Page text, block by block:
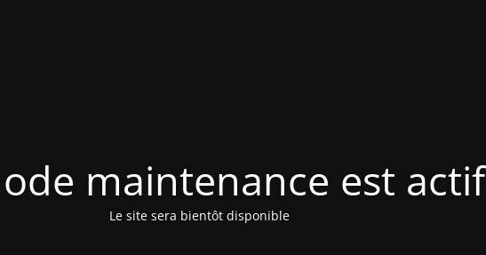
maintenance est actif
Le site sera bientôt disponible